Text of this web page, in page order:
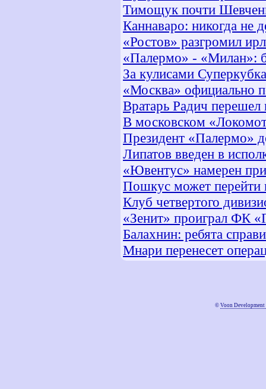
Тимощук почти
Каннаваро: никогда не
«Ростов» разгромил
«Палермо» - «Милан»:
За кулисами Суперкубка
«Москва» официально
Вратарь Радич
В московском
Президент «Палермо»
Липатов введен в
«Ювентус» намерен
Пошкус может
Клуб четвертого
«Зенит» проиграл ФК
Балахнин: ребята
Мнари перенесет
© Voon Development